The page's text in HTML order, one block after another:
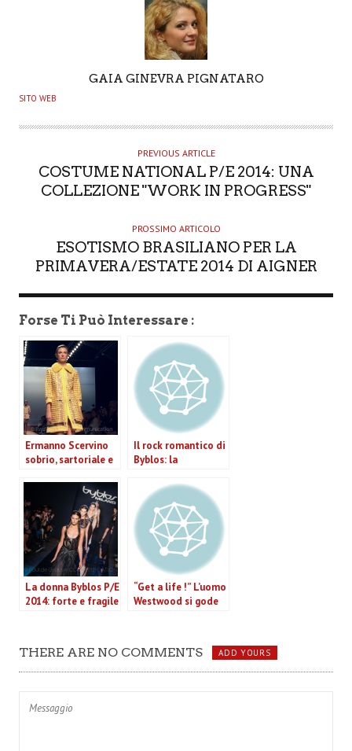
U
H
GAIA GINEVRA PIGNATARO
SITO WEB
PREVIOUS ARTICLE
COSTUME NATIONAL P/E 2014: UNA
COLLEZIONE "WORK IN PROGRESS"
PROSSIMO ARTICOLO
ESOTISMO BRASILIANO PER LA
PRIMAVERA/ESTATE 2014 DI AIGNER
Forse Ti Può Interessare :
Ermanno Scervino
sobrio, sartoriale e
Il rock romantico di
Byblos: la
14 tra Kate e Ofelia
(VIDEO)
La donna Byblos P/E
2014: forte e fragile
“Get a life !” L’uomo
Westwood si gode
THERE ARE NO COMMENTS ADD YOURS